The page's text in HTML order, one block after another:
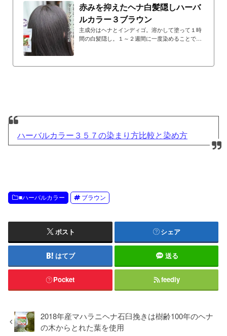
赤みを抑えたヘナ白髪隠しハーバ
ルカラー３ブラウン
主成分はヘナとインディゴ。溶かして塗って１時
間の白髪隠し。１～２週間に一度染めることで美
ハーバルカラー３５７の染まり方比較と染め方
■ハーバルカラー ブラウン
ポスト シェア
はてブ 送る
Pocket feedly
2018年産マハラニヘナ石臼挽きは樹齢100年のヘナ
の木からとれた葉を使用